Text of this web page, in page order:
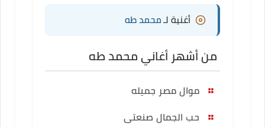
أغنية لـ محمد طه
من أشهر أغاني محمد طه
موال مصر جميله
حب الجمال صنعتى